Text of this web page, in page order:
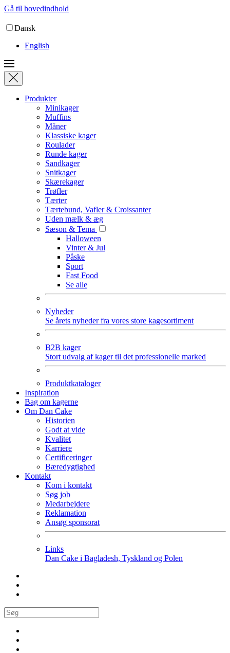
Gå til hovedindhold
Dansk
English
Produkter
Minikager
Muffins
Måner
Klassiske kager
Roulader
Runde kager
Sandkager
Snitkager
Skærekager
Trøfler
Tærter
Tærtebund, Vafler & Croissanter
Uden mælk & æg
Sæson & Tema
Halloween
Vinter & Jul
Påske
Sport
Fast Food
Se alle
Nyheder
Se årets nyheder fra vores store kagesortiment
B2B kager
Stort udvalg af kager til det professionelle marked
Produktkataloger
Inspiration
Bag om kagerne
Om Dan Cake
Historien
Godt at vide
Kvalitet
Karriere
Certificeringer
Bæredygtighed
Kontakt
Kom i kontakt
Søg job
Medarbejdere
Reklamation
Ansøg sponsorat
Links
Dan Cake i Bagladesh, Tyskland og Polen